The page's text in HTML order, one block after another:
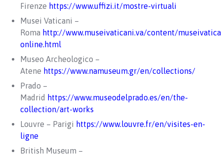
Firenze https://www.uffizi.it/mostre-virtuali
Musei Vaticani –
Roma http://www.museivaticani.va/content/
online.html
Museo Archeologico –
Atene https://www.namuseum.gr/en/collections/
Prado –
Madrid https://www.museodelprado.es/en/the-
collection/art-works
Louvre – Parigi https://www.louvre.fr/en/visites-en-
ligne
British Museum –